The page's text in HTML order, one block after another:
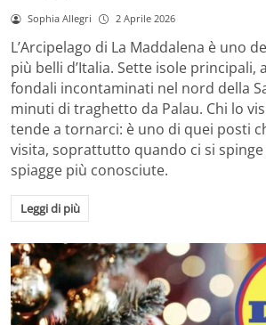
Sophia Allegri 2 Aprile 2026
L’Arcipelago di La Maddalena è uno
più belli d’Italia. Sette isole principali,
fondali incontaminati nel nord della
minuti di traghetto da Palau. Chi lo
tende a tornarci: è uno di quei posti
visita, soprattutto quando ci si spinge
spiagge più conosciute.
Leggi di più